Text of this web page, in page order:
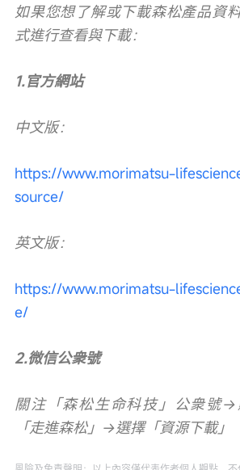
如果您想了解或下載森松產品資
式進行查看與下載：
1.官方網站
中文版：
https://www.morimatsu-
source/
英文版：
https://www.morimatsu-
e/
2.微信公衆號
關注「森松生命科技」公衆號
「走進森松」→選擇「資源下載」